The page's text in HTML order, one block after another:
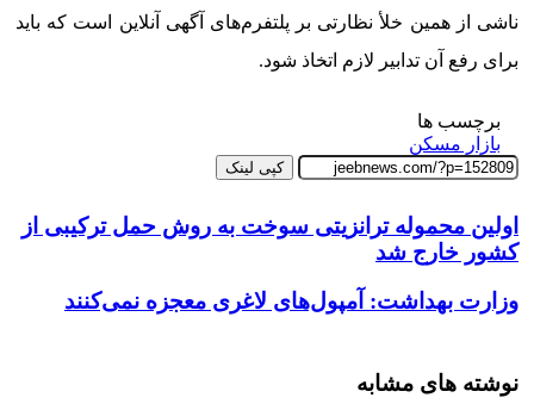
ناشی از همین خلأ نظارتی بر پلتفرم‌های آگهی آنلاین است که باید
برای رفع آن تدابیر لازم اتخاذ شود.
برچسب ها
بازار مسکن
کپی لینک
اولین محموله ترانزیتی سوخت به روش حمل ترکیبی از
کشور خارج شد
وزارت بهداشت: آمپول‌های لاغری معجزه نمی‌کنند
نوشته های مشابه